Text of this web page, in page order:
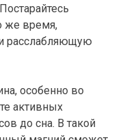
же время,
расслабляющую
особенно во
активных
до сна. В такой